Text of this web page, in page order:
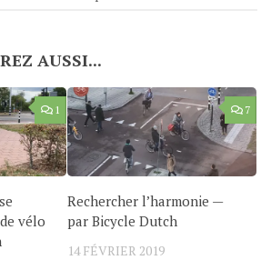
AUSSI...
1
vélo
7
Rechercher l’harmonie —
par Bicycle Dutch
14 FÉVRIER 2019